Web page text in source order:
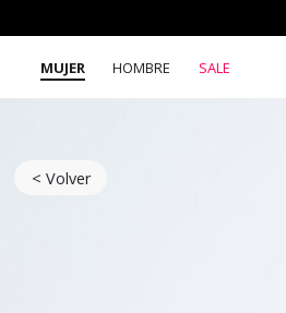
MUJER HOMBRE SALE
< Volver